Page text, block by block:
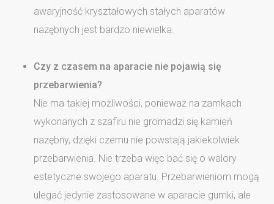
awaryjność kryształowych stałych aparatów
nazębnych jest bardzo niewielka.
Czy z czasem na aparacie nie pojawią się
przebarwienia?
Nie ma takiej możliwości, ponieważ na zamkach
wykonanych z szafiru nie gromadzi się kamień
nazębny, dzięki czemu nie powstają jakiekolwiek
przebarwienia. Nie trzeba więc bać się o walory
estetyczne swojego aparatu. Przebarwieniom mogą
ulegać jedynie zastosowane w aparacie gumki, ale